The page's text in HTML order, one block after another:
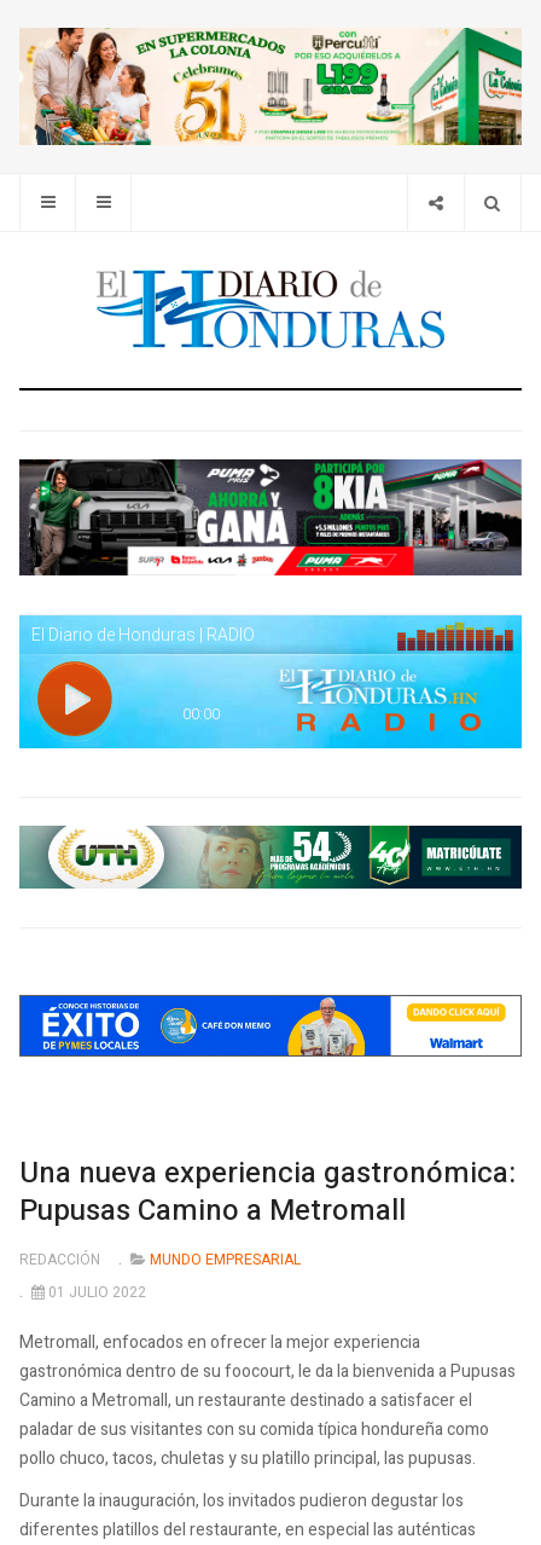
Una nueva experiencia gastronómica:
Pupusas Camino a Metromall
REDACCIÓN
MUNDO EMPRESARIAL
01 JULIO 2022
Metromall, enfocados en ofrecer la mejor experiencia
gastronómica dentro de su foocourt, le da la bienvenida a Pupusas
Camino a Metromall, un restaurante destinado a satisfacer el
paladar de sus visitantes con su comida típica hondureña como
pollo chuco, tacos, chuletas y su platillo principal, las pupusas.
Durante la inauguración, los invitados pudieron degustar los
diferentes platillos del restaurante, en especial las auténticas